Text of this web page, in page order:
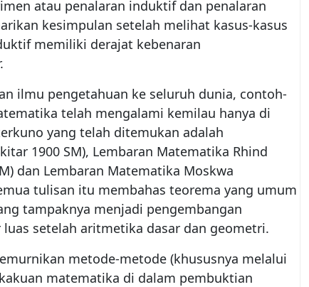
atau penalaran induktif dan penalaran
kesimpulan setelah melihat kasus-kasus
memiliki derajat kebenaran
ilmu pengetahuan ke seluruh dunia, contoh-
telah mengalami kemilau hanya di
yang telah ditemukan adalah
1900 SM), Lembaran Matematika Rhind
dan Lembaran Matematika Moskwa
tulisan itu membahas teorema yang umum
tampaknya menjadi pengembangan
setelah aritmetika dasar dan geometri.
metode-metode (khususnya melalui
matematika di dalam pembuktian